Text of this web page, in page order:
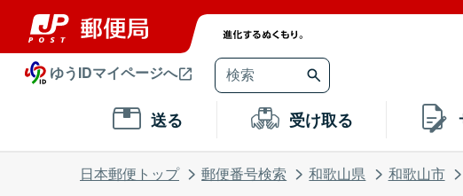
ゆうIDマイページへ
送る 受け取る
日本郵便トップ 郵便番号検索 和歌山県 和歌山市